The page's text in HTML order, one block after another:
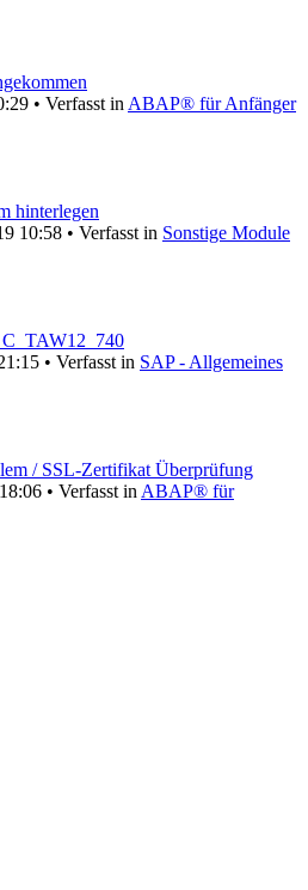
• Verfasst in ABAP® für Anfänger
hinterlegen
10:58 • Verfasst in Sonstige Module
• Verfasst in SAP - Allgemeines
/ SSL-Zertifikat Überprüfung
• Verfasst in ABAP® für